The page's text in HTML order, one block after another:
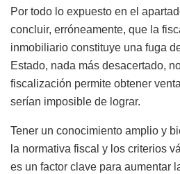
Por todo lo expuesto en el
concluir, erróneamente, que la
inmobiliario constituye una fuga
Estado, nada más desacertado,
fiscalización permite obtener
serían imposible de lograr.
Tener un conocimiento amplio y
la normativa fiscal y los criterios
es un factor clave para aumentar